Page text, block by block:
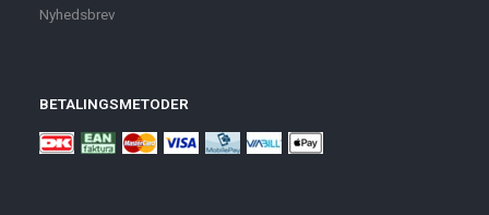
Nyhedsbrev
BETALINGSMETODER